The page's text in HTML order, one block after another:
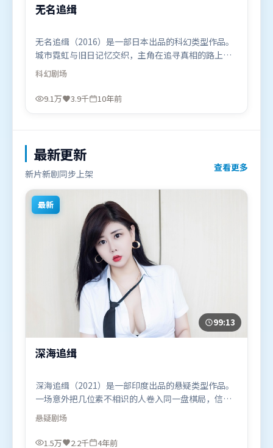
无名追缉
无名追缉（2016）是一部日本出品的科幻类型作品。
城市霓虹与旧日记忆交织，主角在追寻真相的路上不
断付出代价。高潮段落信息密度高，情绪释放与主题
回扣同时完成。由陈凯歌执导，长泽雅美、迪皮卡·
帕度柯妮、易烊千玺，沈腾等联袂出演。影片于2016
科幻剧场
9.1万 3.9千 10年前
最新更新
新片新剧同步上架
查看更多
最新
99:13
深海追缉
深海追缉（2021）是一部印度出品的悬疑类型作品。
一场意外把几位素不相识的人卷入同一盘棋局，信任
与背叛交替上演。视听风格统一而富有实验感，配乐
与画面情绪贴合。由乌尔善执导，杨幂、张译、汤
唯，肖战、提莫西·查拉米等联袂出演。影片于2021
悬疑剧场
1.5万 2.2千 4年前